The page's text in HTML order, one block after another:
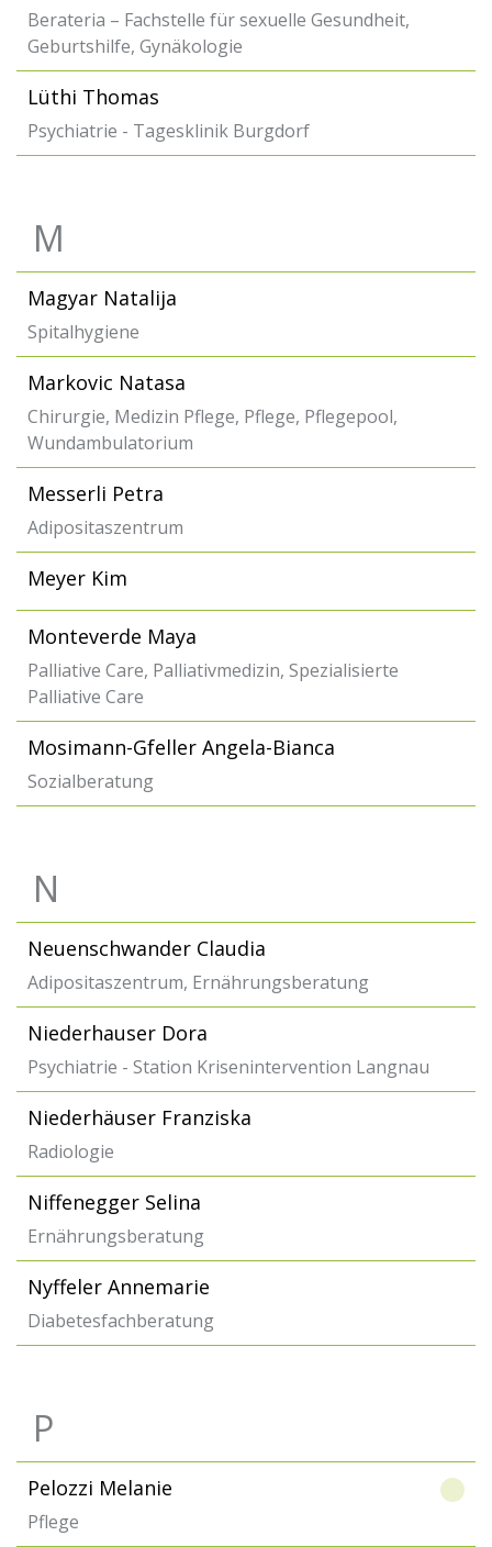
Berateria – Fachstelle für sexuelle Gesundheit,
Geburtshilfe, Gynäkologie
Lüthi Thomas
Psychiatrie - Tagesklinik Burgdorf
M
Magyar Natalija
Spitalhygiene
Markovic Natasa
Chirurgie, Medizin Pflege, Pflege, Pflegepool,
Wundambulatorium
Messerli Petra
Adipositaszentrum
Meyer Kim
Monteverde Maya
Palliative Care, Palliativmedizin, Spezialisierte
Palliative Care
Mosimann-Gfeller Angela-Bianca
Sozialberatung
N
Neuenschwander Claudia
Adipositaszentrum, Ernährungsberatung
Niederhauser Dora
Psychiatrie - Station Krisenintervention Langnau
Niederhäuser Franziska
Radiologie
Niffenegger Selina
Ernährungsberatung
Nyffeler Annemarie
Diabetesfachberatung
P
Pelozzi Melanie
Pflege